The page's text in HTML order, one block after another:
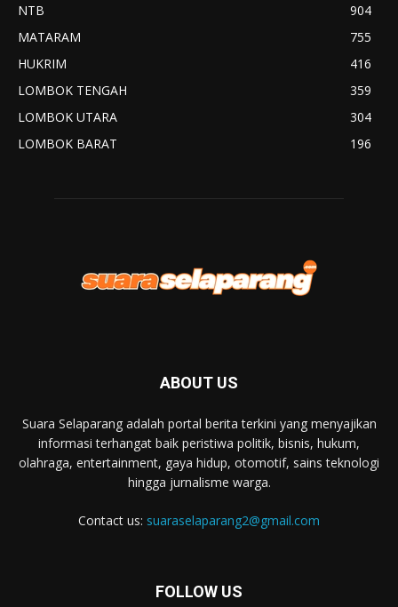
NTB
904
MATARAM
755
HUKRIM
416
LOMBOK TENGAH
359
LOMBOK UTARA
304
LOMBOK BARAT
196
ABOUT US
Suara Selaparang adalah portal berita terkini yang menyajikan
informasi terhangat baik peristiwa politik, bisnis, hukum,
olahraga, entertainment, gaya hidup, otomotif, sains teknologi
hingga jurnalisme warga.
Contact us: suaraselaparang2@gmail.com
FOLLOW US